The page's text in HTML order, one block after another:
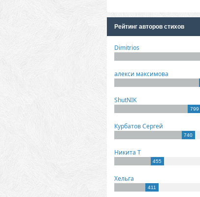
Рейтинг авторов стихов
Dimitrios
алекси максимова
ShutNIK
799
Курбатов Сергей
740
Никита Т
455
Хельга
411